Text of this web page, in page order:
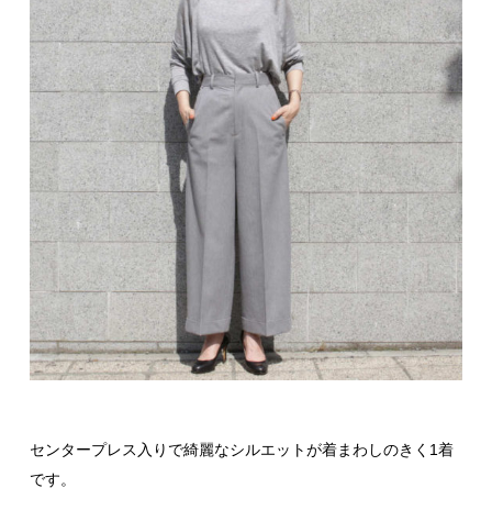
センタープレス入りで綺麗なシルエットが着まわしのきく1着
です。